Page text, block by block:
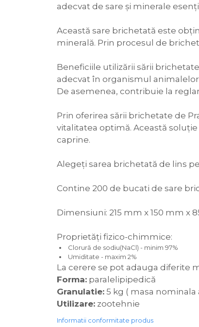
adecvat de sare și minerale
Această sare brichetată este
minerală. Prin procesul de
Beneficiile utilizării sării
adecvat în organismul
De asemenea, contribuie la
Prin oferirea sării brichetate de
vitalitatea optimă. Această
caprine.
Alegeți sarea brichetată de lins
Contine 200 de bucati de sare
Dimensiuni: 215 mm x 150 mm x
Proprietăţi fizico-chimmice:
Clorură de sodiu(NaCl) - minim 97%
Umiditate - maxim 2%
La cerere se pot adauga diferite
Forma: paralelipipedică
Granulatie: 5 kg ( masa nominala
Utilizare: zootehnie
Informatii conformitate produs